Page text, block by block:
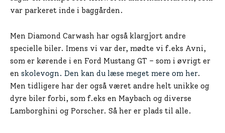
var parkeret inde i baggården.
Men Diamond Carwash har også klargjort andre
specielle biler. Imens vi var der, mødte vi f.eks Avni,
som er kørende i en Ford Mustang GT – som i øvrigt er
en skolevogn. Den kan du læse meget mere om her.
Men tidligere har der også været andre helt unikke og
dyre biler forbi, som f.eks en Maybach og diverse
Lamborghini og Porscher. Så her er plads til alle.